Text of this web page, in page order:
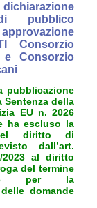
pubblico
Consorzio
e Consorzio
pubblicazione
Sentenza della
EU n. 2026
ha escluso la
diritto di
dall’art.
2023 al diritto
del termine
per la
domande